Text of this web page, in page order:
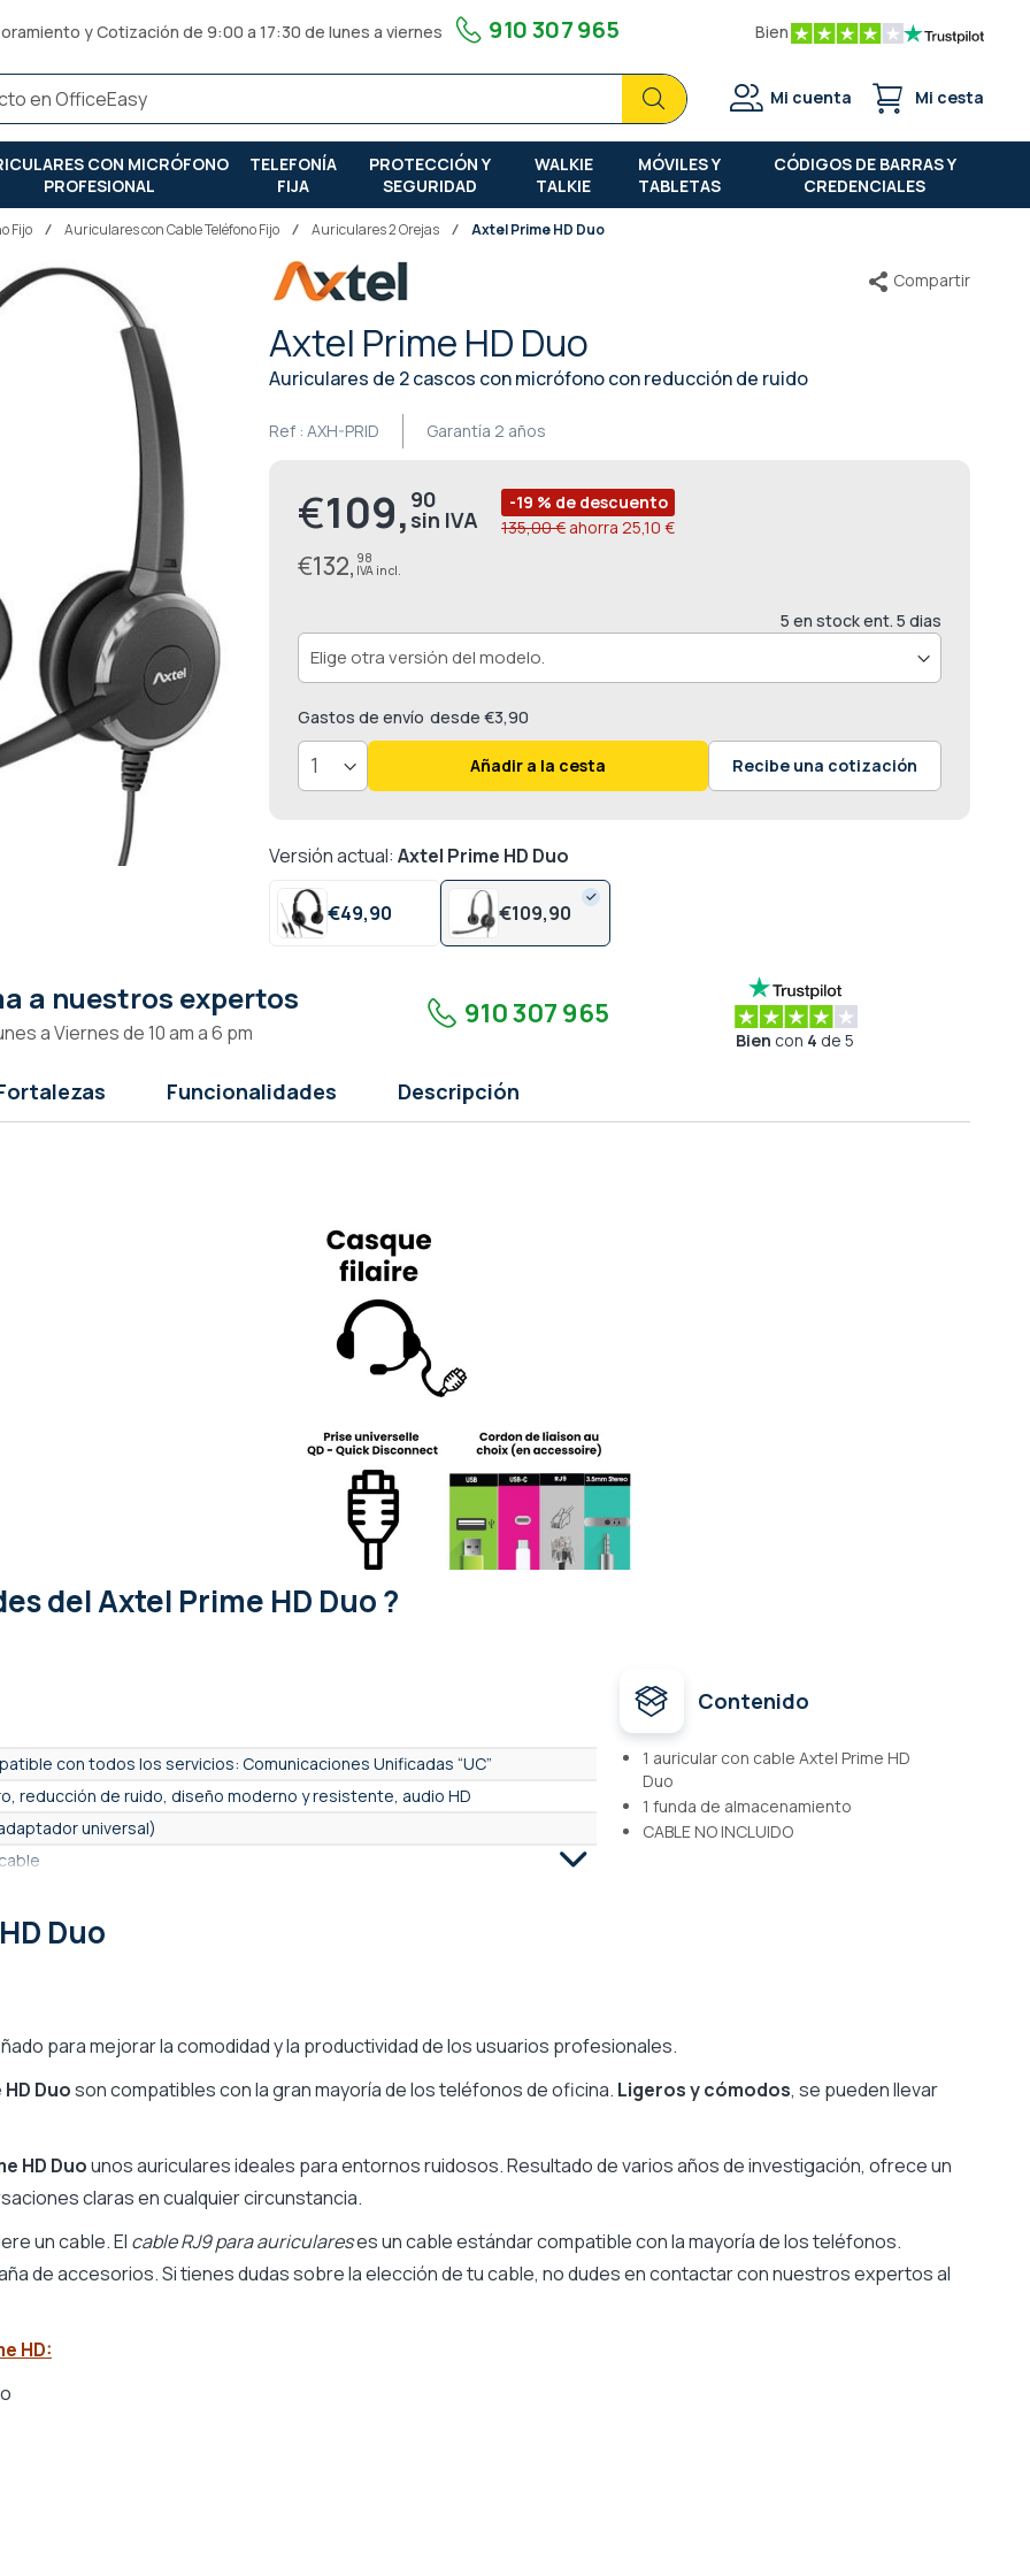
y Cotización de 9:00 a 17:30 de lunes a viernes 910 307 965 Bien
BuscarBuscar
Mi cuenta Mi cesta
CON MICRÓFONO
PROFESIONAL
TELEFONÍA
FIJA
PROTECCIÓN Y
SEGURIDAD
WALKIE
TALKIE
MÓVILES Y
TABLETAS
CÓDIGOS DE BARRAS Y
CREDENCIALES
Fijo Auriculares con Cable Teléfono Fijo Auriculares 2 Orejas Axtel Prime HD Duo
Axtel Prime HD Duo
Auriculares de 2 cascos con micrófono con reducción de ruido
Garantía 2 años
Ref : AXH-PRID
Compartir
Precio
especial
€109, 90
€132, 98
-19 % de descuento
135,00 € ahorra 25,10 €
5 en stock ent. 5 dias
Gastos de envío desde €3,90
Añadir a la cesta Recibe una cotización
Versión actual: Axtel Prime HD Duo
€49,90 €109,90
a nuestros expertos
a Viernes de 10 am a 6 pm
910 307 965
Bien con 4 de 5
Funcionalidades Descripción
del Axtel Prime HD Duo ?
con todos los servicios: Comunicaciones Unificadas “UC”
reducción de ruido, diseño moderno y resistente, audio HD
universal)
ruidosos
Contenido
1 auricular con cable Axtel Prime HD
Duo
1 funda de almacenamiento
CABLE NO INCLUIDO
Duo
para mejorar la comodidad y la productividad de los usuarios profesionales.
Duoson compatibles con la gran mayoría de los teléfonos de oficina. Ligeros y cómodos, se pueden llevar
HD Duounos auriculares ideales para entornos ruidosos. Resultado de varios años de investigación, ofrece un
claras en cualquier circunstancia.
un cable. El cable RJ9 para auriculareses un cable estándar compatible con la mayoría de los teléfonos.
de accesorios. Si tienes dudas sobre la elección de tu cable, no dudes en contactar con nuestros expertos al
HD: